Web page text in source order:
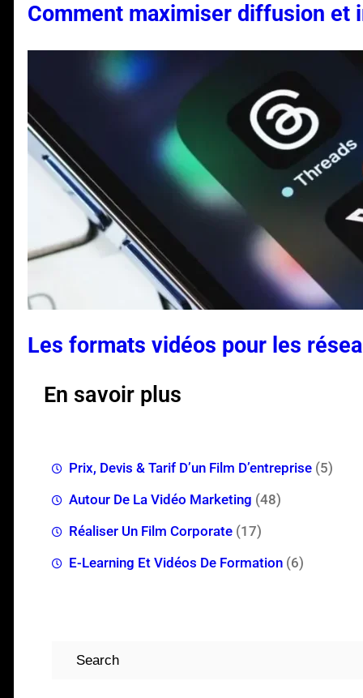
Comment maximiser diffusion et
Les formats vidéos pour les
En savoir plus
Prix, Devis & Tarif D’un Film D’entreprise (5)
Autour De La Vidéo Marketing (48)
Réaliser Un Film Corporate (17)
E-Learning Et Vidéos De Formation (6)
Rechercher